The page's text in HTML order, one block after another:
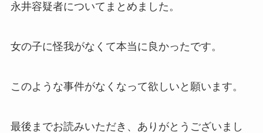
永井容疑者についてまとめました。
女の子に怪我がなくて本当に良かったです。
このような事件がなくなって欲しいと願います。
最後までお読みいただき、ありがとうございまし